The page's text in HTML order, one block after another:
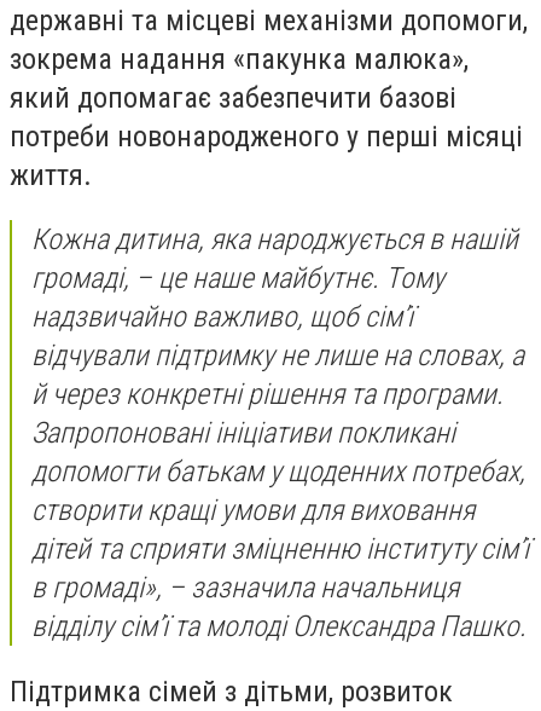
державні та місцеві механізми допомоги,
зокрема надання «пакунка малюка»,
який допомагає забезпечити базові
потреби новонародженого у перші місяці
життя.
Кожна дитина, яка народжується в нашій
громаді, – це наше майбутнє. Тому
надзвичайно важливо, щоб сім’ї
відчували підтримку не лише на словах, а
й через конкретні рішення та програми.
Запропоновані ініціативи покликані
допомогти батькам у щоденних потребах,
створити кращі умови для виховання
дітей та сприяти зміцненню інституту сім’ї
в громаді», – зазначила начальниця
відділу сім’ї та молоді Олександра Пашко.
Підтримка сімей з дітьми, розвиток